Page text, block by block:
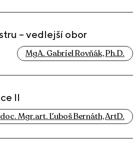
– vedlejší obor
MgA. Gabriel Rovňák, Ph.D.
II
doc. Mgr.art. Ľuboš Bernáth, ArtD.